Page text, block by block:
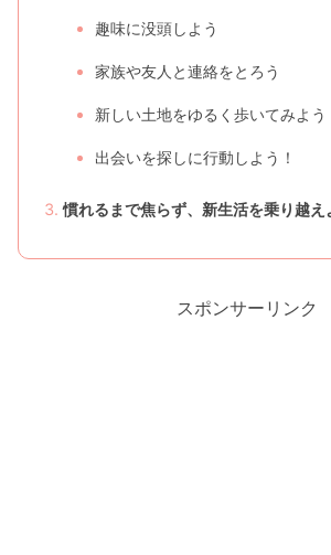
趣味に没頭しよう
家族や友人と連絡をとろう
新しい土地をゆるく歩いてみよう
出会いを探しに行動しよう！
慣れるまで焦らず、新生活を乗り越え
スポンサーリンク